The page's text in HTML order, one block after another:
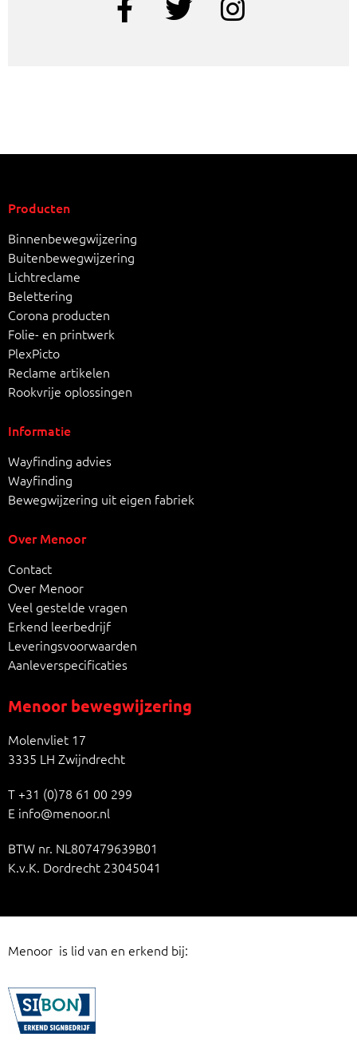
Producten
Binnenbewegwijzering
Buitenbewegwijzering
Lichtreclame
Belettering
Corona producten
Folie- en printwerk
PlexPicto
Reclame artikelen
Rookvrije oplossingen
Informatie
Wayfinding advies
Wayfinding
Bewegwijzering uit eigen fabriek
Over Menoor
Contact
Over Menoor
Veel gestelde vragen
Erkend leerbedrijf
Leveringsvoorwaarden
Aanleverspecificaties
Menoor bewegwijzering
Molenvliet 17
3335 LH Zwijndrecht
T+31 (0)78 61 00 299
E info@menoor.nl
BTW nr. NL807479639B01
K.v.K. Dordrecht 23045041
Menoor is lid van en erkend bij: